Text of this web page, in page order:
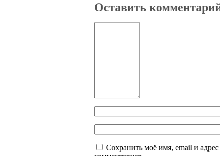
Оставить
Сохранить моё имя, email и